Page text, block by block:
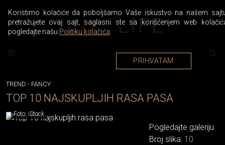
TREND - FANCY
TOP 10 NAJSKUPLJIH RASA PASA
Foto: iStock
Pogledajte galeriju
Broj slika: 10
Koristimo kolačiće da poboljšamo Vaše iskustvo na našem
pretražujete ovaj sajt, saglasni ste sa korišćenjem web
pogledajte našu Politiku kolačića
PRIHVATAM